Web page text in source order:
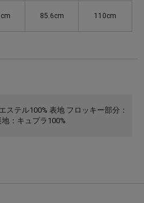
85.6cm 110cm
ステル100% 表地 フロッキー部分：
：キュプラ100%